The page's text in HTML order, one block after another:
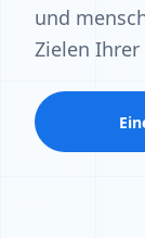
und
Zielen